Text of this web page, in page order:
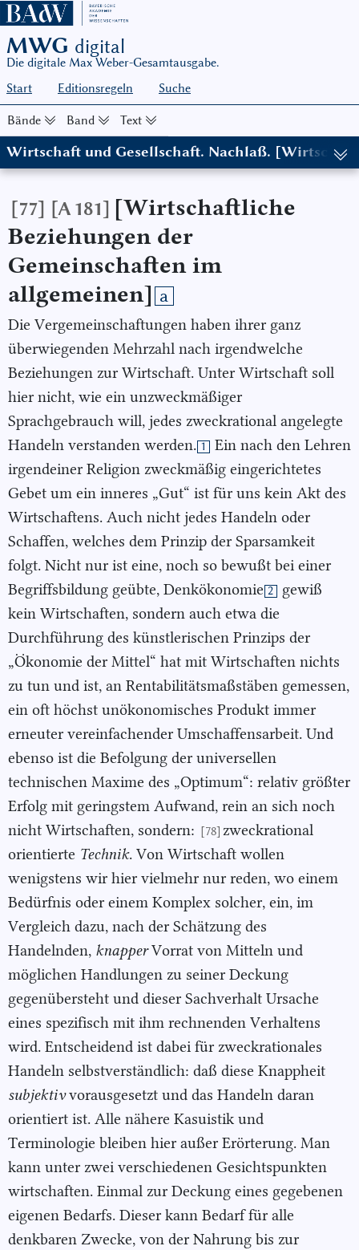
MWG digital
Die digitale Max Weber-Gesamtausgabe.
Start
Editionsregeln Suche
Bände Band Text
Wirtschaft und Gesellschaft. Nachlaß.
(in: MWG I/22-1, hg. von Wolfgang J. Mommsen, in
[77] [A 181] [Wirtschaftliche
Beziehungen der
Gemeinschaften im
allgemeinen] a
Die Vergemeinschaftungen haben ihrer ganz
überwiegenden Mehrzahl nach irgendwelche
Beziehungen zur Wirtschaft. Unter Wirtschaft soll
hier nicht, wie ein unzweckmäßiger
Sprachgebrauch will, jedes zweckrational angelegte
Handeln verstanden werden. 1
Ein nach den Lehren
irgendeiner Religion zweckmäßig eingerichtetes
Gebet um ein inneres „Gut“ ist für uns kein Akt des
Wirtschaftens. Auch nicht jedes Handeln oder
Schaffen, welches dem Prinzip der Sparsamkeit
folgt. Nicht nur ist eine, noch so bewußt bei einer
Begriffsbildung geübte, Denkökonomie 2
gewiß
kein Wirtschaften, sondern auch etwa die
Durchführung des künstlerischen Prinzips der
„Ökonomie der Mittel“ hat mit Wirtschaften nichts
zu tun und ist, an Rentabilitätsmaßstäben gemessen,
ein oft höchst unökonomisches Produkt immer
erneuter vereinfachender Umschaffensarbeit. Und
ebenso ist die Befolgung der universellen
technischen Maxime des „Optimum“: relativ größter
Erfolg mit geringstem Aufwand, rein an sich noch
nicht Wirtschaften, sondern: [78] zweckrational
orientierte Technik. Von Wirtschaft wollen
wenigstens wir hier vielmehr nur reden, wo einem
Bedürfnis oder einem Komplex solcher, ein, im
Vergleich dazu, nach der Schätzung des
Handelnden, knapperVorrat von Mitteln und
möglichen Handlungen zu seiner Deckung
gegenübersteht und dieser Sachverhalt Ursache
eines spezifisch mit ihm rechnenden Verhaltens
wird. Entscheidend ist dabei für zweckrationales
Handeln selbstverständlich: daß diese Knappheit
subjektivvorausgesetzt und das Handeln daran
orientiert ist. Alle nähere Kasuistik und
Terminologie bleiben hier außer Erörterung. Man
kann unter zwei verschiedenen Gesichtspunkten
wirtschaften. Einmal zur Deckung eines gegebenen
eigenen Bedarfs. Dieser kann Bedarf für alle
denkbaren Zwecke, von der Nahrung bis zur